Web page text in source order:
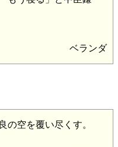
ベランダ
の空を覆い尽くす。